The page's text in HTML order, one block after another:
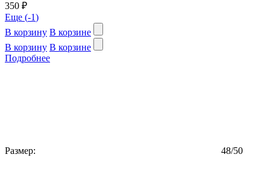
350 ₽
Еще (-1)
В корзину В корзине
В корзину В корзине
Подробнее
Размер: 48/50